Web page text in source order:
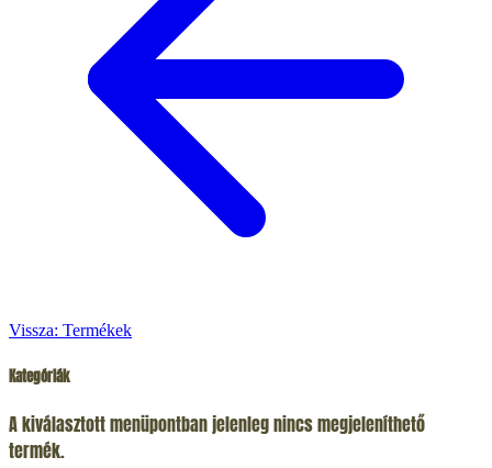
Vissza: Termékek
Kategóriák
A kiválasztott menüpontban jelenleg nincs megjeleníthető
termék.